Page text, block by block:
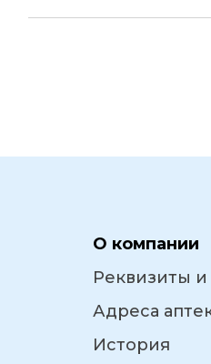
О компании
Реквизиты
Адреса
История